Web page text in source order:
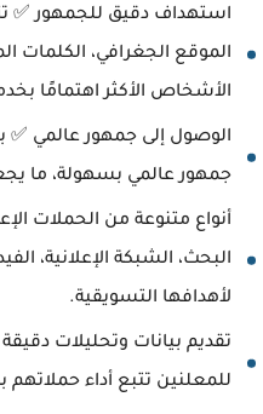
استهداف دقيق للجمهور ✅
الموقع الجغرافي، الكلمات
الأشخاص الأكثر اهتمامًا
الوصول إلى جمهور عالمي
جمهور عالمي بسهولة، ما
أنواع متنوعة من الحملات
البحث، الشبكة الإعلانية،
لأهدافها التسويقية.
للمعلنين تتبع أداء